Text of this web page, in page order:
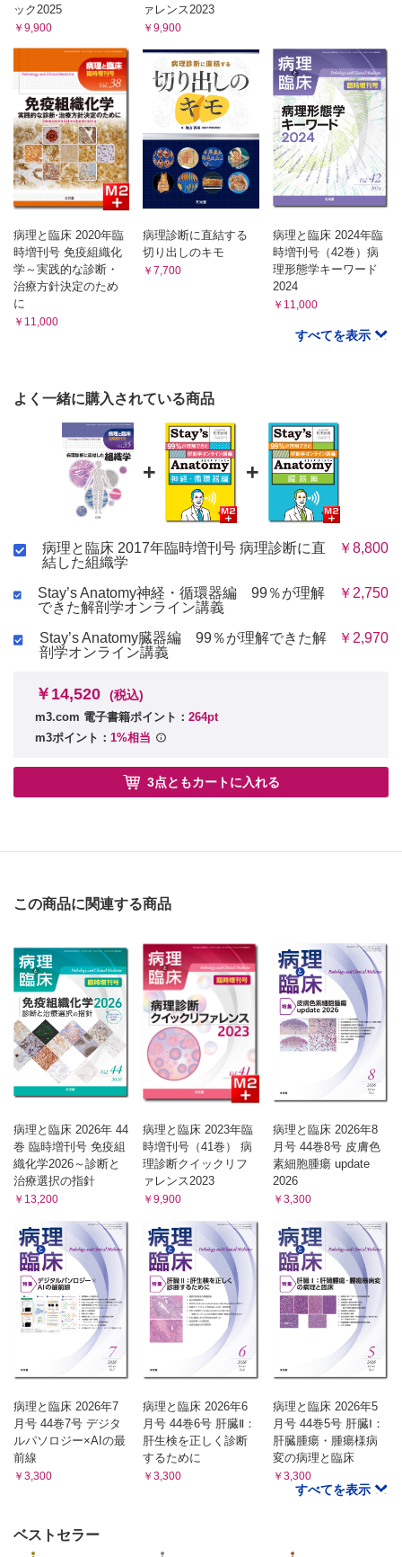
ック2025
￥9,900
ァレンス2023
￥9,900
病理と臨床 2020年臨
時増刊号 免疫組織化
学～実践的な診断・
治療方針決定のため
に
￥11,000
病理診断に直結する
切り出しのキモ
￥7,700
病理と臨床 2024年臨
時増刊号（42巻）病
理形態学キーワード
2024
￥11,000
すべてを表示
よく一緒に購入されている商品
+ +
病理と臨床 2017年臨時増刊号 病理診断に直
結した組織学
￥8,800
Stay’s Anatomy神経・循環器編 99％が理解
できた解剖学オンライン講義
￥2,750
Stay’s Anatomy臓器編 99％が理解できた解
剖学オンライン講義
￥2,970
￥14,520 (税込)
m3.com 電子書籍ポイント： 264pt
m3ポイント： 1%相当
3点ともカートに入れる
この商品に関連する商品
病理と臨床 2026年 44
巻 臨時増刊号 免疫組
織化学2026～診断と
治療選択の指針
￥13,200
病理と臨床 2023年臨
時増刊号（41巻） 病
理診断クイックリフ
ァレンス2023
￥9,900
病理と臨床 2026年8
月号 44巻8号 皮膚色
素細胞腫瘍 update
2026
￥3,300
病理と臨床 2026年7
月号 44巻7号 デジタ
ルパソロジー×AIの最
前線
￥3,300
病理と臨床 2026年6
月号 44巻6号 肝臓Ⅱ：
肝生検を正しく診断
するために
￥3,300
病理と臨床 2026年5
月号 44巻5号 肝臓Ⅰ：
肝臓腫瘍・腫瘍様病
変の病理と臨床
￥3,300
すべてを表示
ベストセラー